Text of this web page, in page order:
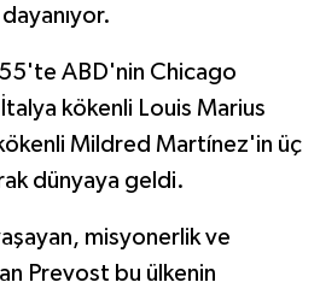
ABD'nin Chicago
kökenli Louis Marius
Mildred Martínez'in üç
dünyaya geldi.
misyonerlik ve
Prevost bu ülkenin